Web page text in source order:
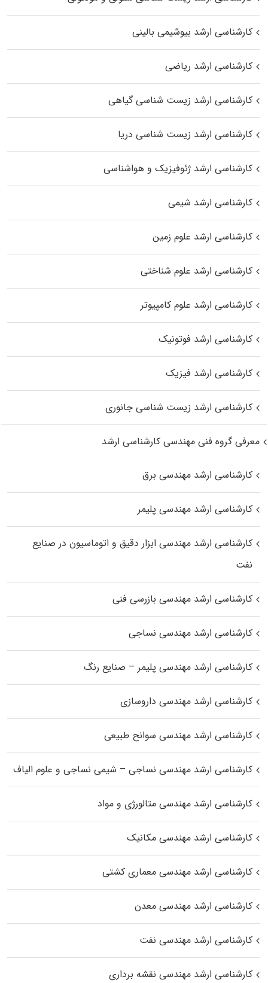
کارشناسی ارشد بیوشیمی بالینی
کارشناسی ارشد ریاضی
کارشناسی ارشد زیست‌ شناسی گیاهی
کارشناسی ارشد زیست‌ شناسی دریا
کارشناسی ارشد ژئوفیزیک و هواشناسی
کارشناسی ارشد شیمی
کارشناسی ارشد علوم زمین
کارشناسی ارشد علوم شناختی
کارشناسی ارشد علوم کامپیوتر
کارشناسی ارشد فوتونیک
کارشناسی ارشد فیزیک
کارشناسی ارشد زیست‌ شناسی جانوری
معرفی گروه فنی مهندسی کارشناسی ارشد
کارشناسی ارشد مهندسی برق
کارشناسی ارشد مهندسی پلیمر
کارشناسی ارشد مهندسی ابزار دقیق و اتوماسیون در صنایع
نفت
کارشناسی ارشد مهندسی بازرسی فنی
کارشناسی ارشد مهندسی نساجی
کارشناسی ارشد مهندسی پلیمر – صنایع رنگ
کارشناسی ارشد مهندسی داروسازی
کارشناسی ارشد مهندسی سوانح طبیعی
کارشناسی ارشد مهندسی نساجی – شیمی نساجی و علوم الیاف
کارشناسی ارشد مهندسی متالورژی و مواد
کارشناسی ارشد مهندسی مکانیک
کارشناسی ارشد مهندسی معماری کشتی
کارشناسی ارشد مهندسی معدن
کارشناسی ارشد مهندسی نفت
کارشناسی ارشد مهندسی نقشه برداری